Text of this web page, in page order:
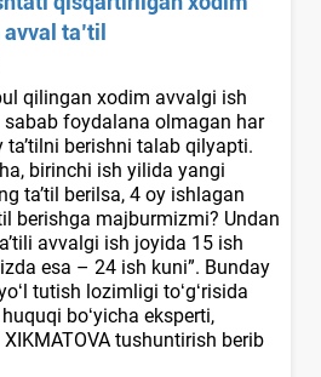
ta’til
qilingan хodim avvalgi ish
sabab foydalana olmagan har
berishni talab qilyapti.
birinchi ish yilida yangi
ta’til berilsa, 4 oy ishlagan
berishga majburmizmi? Undan
avvalgi ish joyida 15 ish
esa – 24 ish kuni”. Bunday
tutish lozimligi toʻgʻrisida
boʻyicha eksperti,
tushuntirish berib